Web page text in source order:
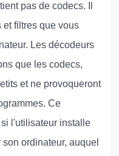
pas de codecs. Il
et filtres que vous
Les décodeurs
que les codecs,
et ne provoqueront
Ce
l'utilisateur installe
ordinateur, auquel